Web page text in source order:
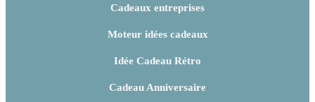
Cadeaux entreprises
Moteur idées cadeaux
Idée Cadeau Rétro
Cadeau Anniversaire